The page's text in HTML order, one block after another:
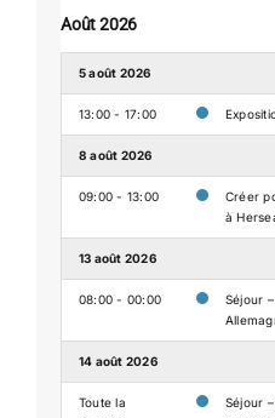
Août 2026
5 août 2026
13:00 - 17:00
8 août 2026
09:00 - 13:00
Créer
à
13 août 2026
08:00 - 00:00
Séjour
14 août 2026
Toute la
Séjour